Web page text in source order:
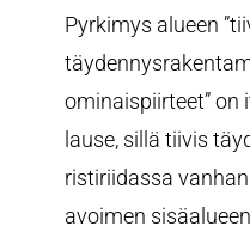
Pyrkimys alueen
ominaispiirteet” on
lause, sillä tiivis
ristiriidassa
avoimen